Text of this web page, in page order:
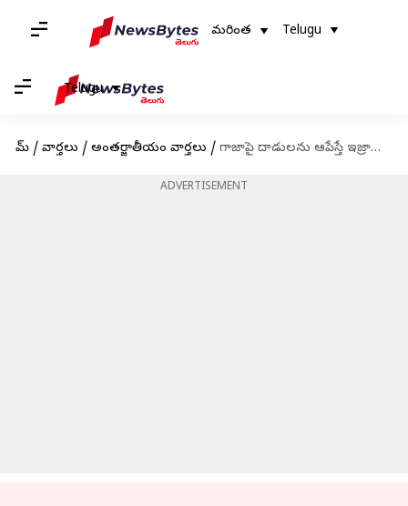
మరింత Telugu
Telugu
హోమ్ / వార్తలు / అంతర్జాతీయం వార్తలు / గాజాపై దాడులను ఆపేస్తే ఇజ్రాయెలీ బంధీలను విడుదల చేస్తాం: హమాస్
ADVERTISEMENT